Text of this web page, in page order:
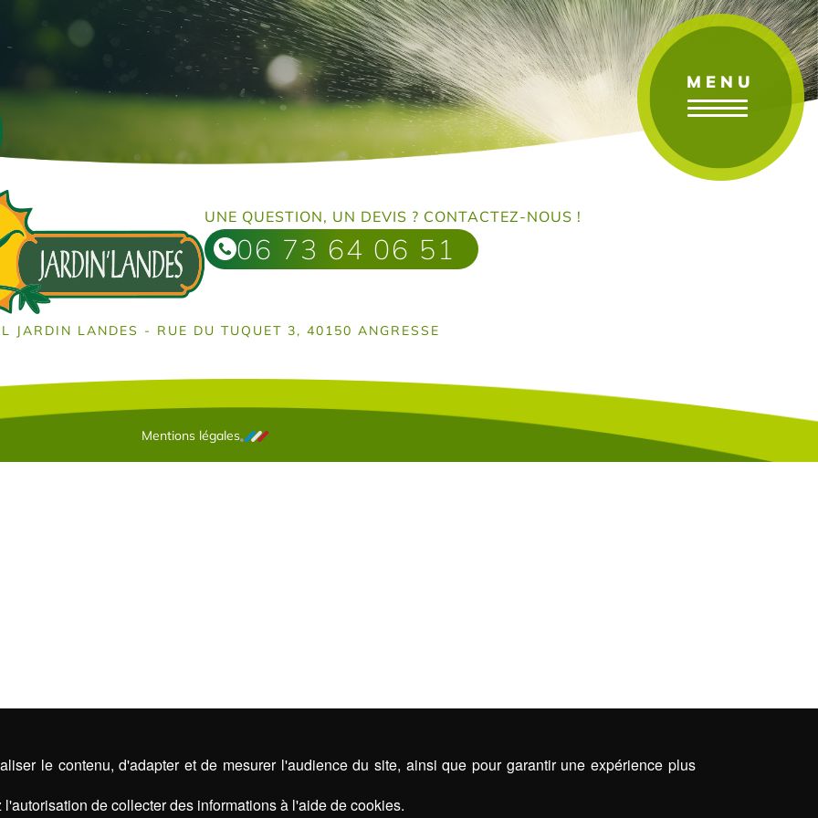
MENU
UNE QUESTION, UN DEVIS ? CONTACTEZ-NOUS !
06 73 64 06 51
JARDIN LANDES - RUE DU TUQUET 3, 40150 ANGRESSE
Mentions légales
le contenu, d'adapter et de mesurer l'audience du site, ainsi que pour garantir une expérience plus
de collecter des informations à l'aide de cookies.